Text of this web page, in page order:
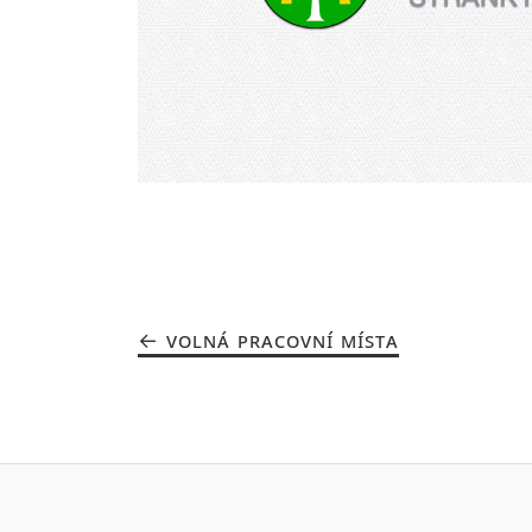
VOLNÁ PRACOVNÍ MÍSTA